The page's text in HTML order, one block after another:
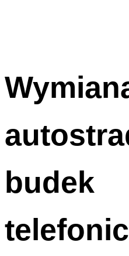
budek